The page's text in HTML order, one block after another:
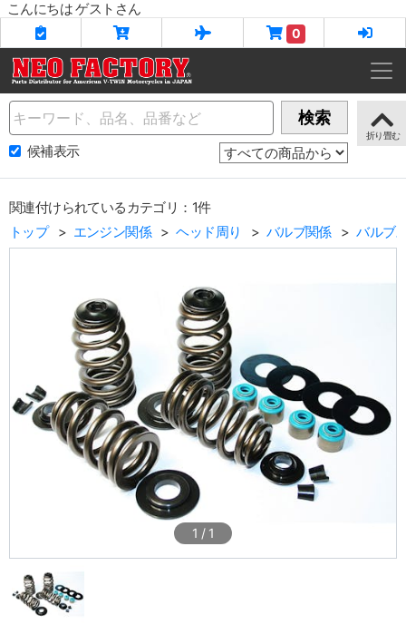
こんにちは ゲストさん
0
Name 検索
候補表示
関連付けられているカテゴリ：1件
トップ
エンジン関係 ヘッド周り バルブ関係 バルブ
1 / 1